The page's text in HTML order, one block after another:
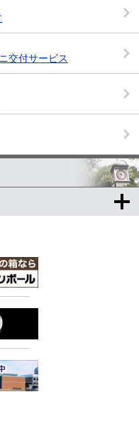
交付サービス